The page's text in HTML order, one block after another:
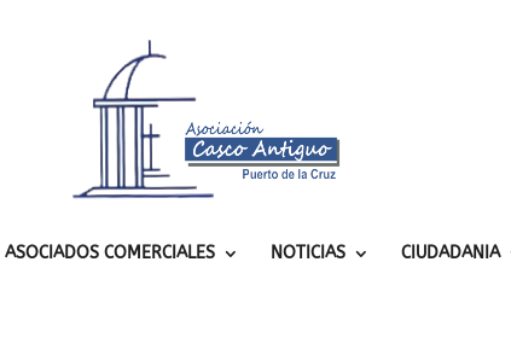
ASOCIADOS COMERCIALES NOTICIAS CIUDADANIA